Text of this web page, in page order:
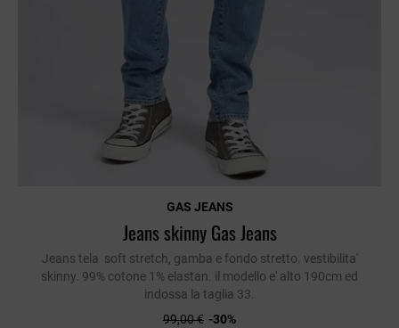
GAS JEANS
Jeans skinny Gas Jeans
Jeans tela soft stretch, gamba e fondo stretto. vestibilita'
skinny. 99% cotone 1% elastan. il modello e' alto 190cm ed
indossa la taglia 33.
99,00 € -30%